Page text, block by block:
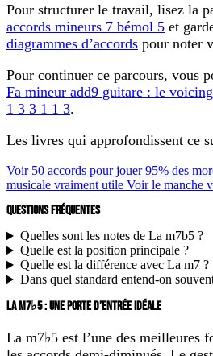
Pour structurer le travail, lisez la
accords mineurs 7 bémol 5 et
diagrammes d’accords pour noter
Pour continuer ce parcours, vous
Fa mineur add9 guitare : le
1 3 3 1 1 3.
Les livres qui approfondissent ce
Voir 50 accords pour jouer 95% des
musicale vraiment utile Voir le manche
QUESTIONS FRÉQUENTES
Quelles sont les notes de La m7b5 ?
Quelle est la position principale ?
Quelle est la différence avec La m7 ?
Dans quel standard entend-on
LA M7♭5 : UNE PORTE D’ENTRÉE IDÉALE
La m7♭5 est l’une des meilleures